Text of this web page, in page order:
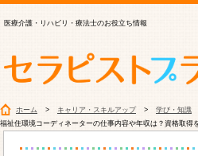
医療介護・リハビリ・療法士のお役立ち情報
ホーム キャリア・スキルアップ
学び・知識
福祉住環境コーディネーターの仕事内容や年収は？資格取得